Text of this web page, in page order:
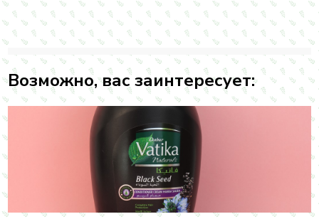
Возможно, вас заинтересует: